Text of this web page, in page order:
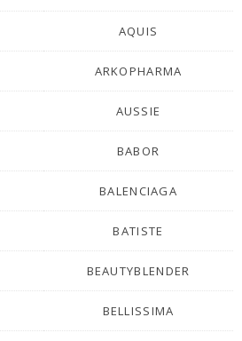
AQUIS
ARKOPHARMA
AUSSIE
BABOR
BALENCIAGA
BATISTE
BEAUTYBLENDER
BELLISSIMA